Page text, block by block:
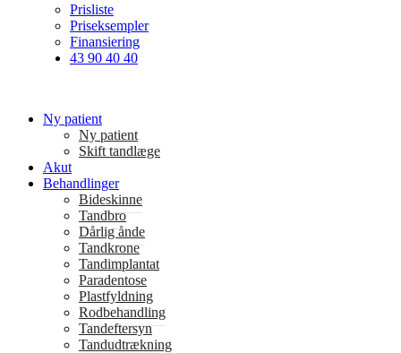
Prisliste
Priseksempler
Finansiering
43 90 40 40
Ny patient
Ny patient
Skift tandlæge
Akut
Behandlinger
Bideskinne
Tandbro
Dårlig ånde
Tandkrone
Tandimplantat
Paradentose
Plastfyldning
Rodbehandling
Tandeftersyn
Tandudtrækning